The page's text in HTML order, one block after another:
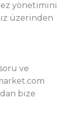
yönetimini
üzerinden
ve
bize